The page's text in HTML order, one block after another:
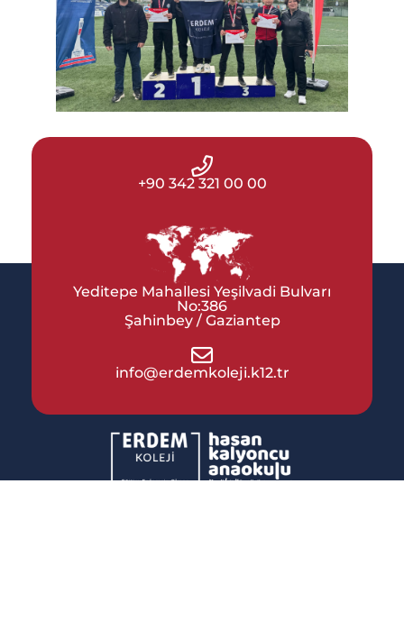
+90 342 321 00 00
Yeditepe Mahallesi Yeşilvadi Bulvarı
No:386
Şahinbey / Gaziantep
info@erdemkoleji.k12.tr